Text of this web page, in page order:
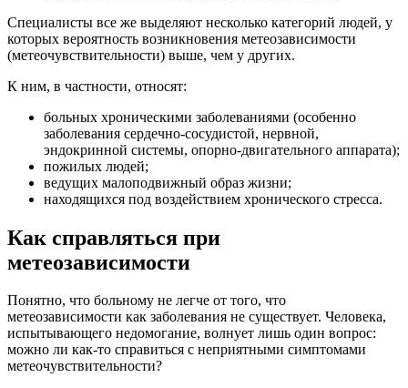
Специалисты все же выделяют несколько категорий людей, у
которых вероятность возникновения метеозависимости
(метеочувствительности) выше, чем у других.
К ним, в частности, относят:
больных хроническими заболеваниями (особенно
заболевания сердечно-сосудистой, нервной,
эндокринной системы, опорно-двигательного аппарата);
пожилых людей;
ведущих малоподвижный образ жизни;
находящихся под воздействием хронического стресса.
Как справляться при
метеозависимости
Понятно, что больному не легче от того, что
метеозависимости как заболевания не существует. Человека,
испытывающего недомогание, волнует лишь один вопрос:
можно ли как-то справиться с неприятными симптомами
метеочувствительности?